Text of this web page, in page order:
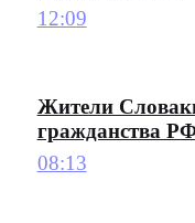
12:09
Жители
гражданства
08:13